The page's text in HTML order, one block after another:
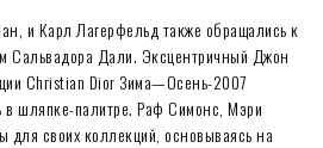
и Карл Лагерфельд также обращались к
Сальвадора Дали. Эксцентричный Джон
Christian Dior Зима—Осень-2007
в шляпке-палитре. Раф Симонс, Мэри
для своих коллекций, основываясь на